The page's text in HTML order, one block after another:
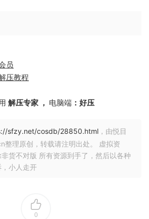
员
压教程
解压专家 ， 电脑端 ：好压
sfzy.net/cosdb/28850.html ，由悦目
整理原创，转载请注明出处。 虚拟资
货不对版 所有资源到手了，然后以各种
小人走开
0